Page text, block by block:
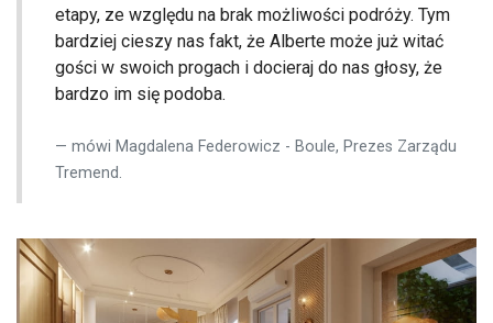
etapy, ze względu na brak możliwości podróży. Tym
bardziej cieszy nas fakt, że Alberte może już witać
gości w swoich progach i docieraj do nas głosy, że
bardzo im się podoba.
mówi Magdalena Federowicz - Boule, Prezes Zarządu
Tremend.